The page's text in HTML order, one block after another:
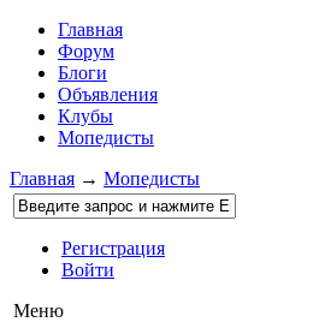
Главная
Форум
Блоги
Объявления
Клубы
Мопедисты
Главная → Мопедисты
Регистрация
Войти
Меню